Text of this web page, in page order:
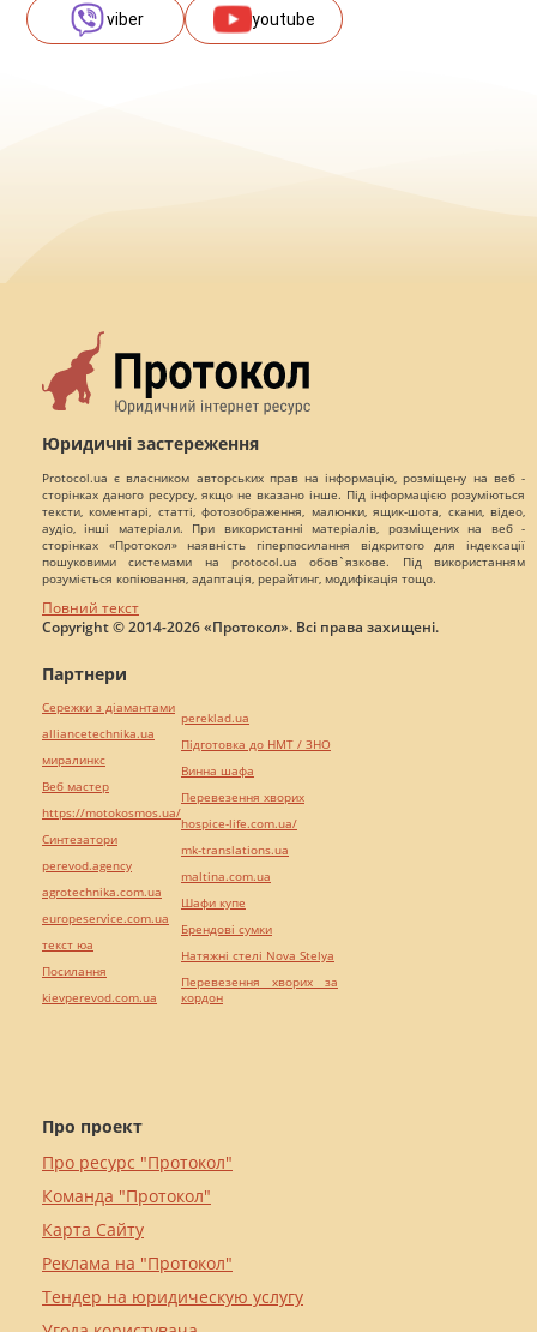
viber youtube
Юридичні застереження
Protocol.ua є власником авторських прав на інформацію, розміщену на веб -
сторінках даного ресурсу, якщо не вказано інше. Під інформацією розуміються
тексти, коментарі, статті, фотозображення, малюнки, ящик-шота, скани, відео,
аудіо, інші матеріали. При використанні матеріалів, розміщених на веб -
сторінках «Протокол» наявність гіперпосилання відкритого для індексації
пошуковими системами на protocol.ua обов`язкове. Під використанням
розуміється копіювання, адаптація, рерайтинг, модифікація тощо.
Повний текст
Copyright © 2014-2026 «Протокол». Всі права захищені.
Про проект
Про ресурс "Протокол"
Команда "Протокол"
Карта Сайту
Реклама на "Протокол"
Тендер на юридическую услугу
Партнери
Сережки з діамантами
alliancetechnika.ua
миралинкс
Веб мастер
https://motokosmos.ua/
Синтезатори
perevod.agency
agrotechnika.com.ua
europeservice.com.ua
текст юа
Посилання
kievperevod.com.ua
pereklad.ua
Підготовка до НМТ / ЗНО
Винна шафа
Перевезення хворих
hospice-life.com.ua/
mk-translations.ua
maltina.com.ua
Шафи купе
Брендові сумки
Натяжні стелі Nova Stelya
Перевезення хворих за
кордон